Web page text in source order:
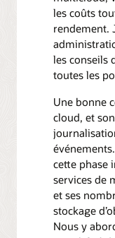
les coûts
rendement.
les conseils
toutes les
Une bonne
cloud, et
cette phase
services de
et ses
stockage
Nous y